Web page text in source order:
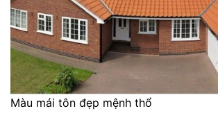
Màu mái tôn đẹp mệnh thổ